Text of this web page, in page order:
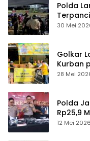
Polda
30 Mei
Golkar
Kurban
28 Mei
Polda
Rp25,9
12 Mei